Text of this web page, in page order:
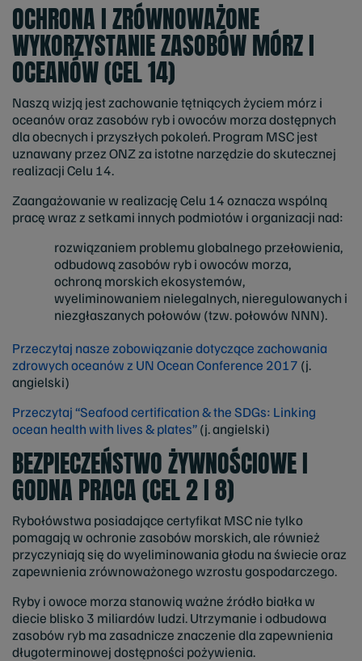
OCHRONA I ZRÓWNOWAŻONE
WYKORZYSTANIE ZASOBÓW MÓRZ I
OCEANÓW (CEL 14)
Naszą wizją jest zachowanie tętniących życiem mórz i
oceanów oraz zasobów ryb i owoców morza dostępnych
dla obecnych i przyszłych pokoleń. Program MSC jest
uznawany przez ONZ za istotne narzędzie do skutecznej
realizacji Celu 14.
Zaangażowanie w realizację Celu 14 oznacza wspólną
pracę wraz z setkami innych podmiotów i organizacji nad:
rozwiązaniem problemu globalnego przełowienia,
odbudową zasobów ryb i owoców morza,
ochroną morskich ekosystemów,
wyeliminowaniem nielegalnych, nieregulowanych i
niezgłaszanych połowów (tzw. połowów NNN).
Przeczytaj nasze zobowiązanie dotyczące zachowania
zdrowych oceanów z UN Ocean Conference 2017 (j.
angielski)
Przeczytaj “Seafood certification & the SDGs: Linking
ocean health with lives & plates”(j. angielski)
BEZPIECZEŃSTWO ŻYWNOŚCIOWE I
GODNA PRACA (CEL 2 I 8)
Rybołówstwa posiadające certyfikat MSC nie tylko
pomagają w ochronie zasobów morskich, ale również
przyczyniają się do wyeliminowania głodu na świecie oraz
zapewnienia zrównoważonego wzrostu gospodarczego.
Ryby i owoce morza stanowią ważne źródło białka w
diecie blisko 3 miliardów ludzi. Utrzymanie i odbudowa
zasobów ryb ma zasadnicze znaczenie dla zapewnienia
długoterminowej dostępności pożywienia.